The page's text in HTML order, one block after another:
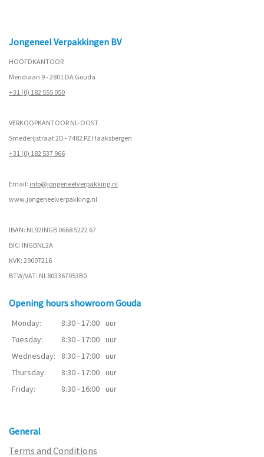
Jongeneel Verpakkingen BV
HOOFDKANTOOR
Meridiaan 9 - 2801 DA Gouda
+31 (0) 182 555 050
VERKOOPKANTOOR NL-OOST
Smederijstraat 2D - 7482 PZ Haaksbergen
+31 (0) 182 537 966
Email: info@jongeneelverpakking.nl
www.jongeneelverpakking.nl
IBAN: NL92INGB 0668 5222 67
BIC: INGBNL2A
KVK: 29007216
BTW/VAT: NL803367053B0
Opening hours showroom Gouda
Monday: 8:30 - 17:00 uur
Tuesday:
8:30 - 17:00 uur
Wednesday:
8:30 - 17:00 uur
Thursday:
8:30 - 17:00 uur
Friday:
8:30 - 16:00 uur
General
Terms and Conditions